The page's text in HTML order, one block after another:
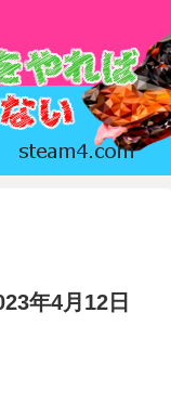
年4月12日